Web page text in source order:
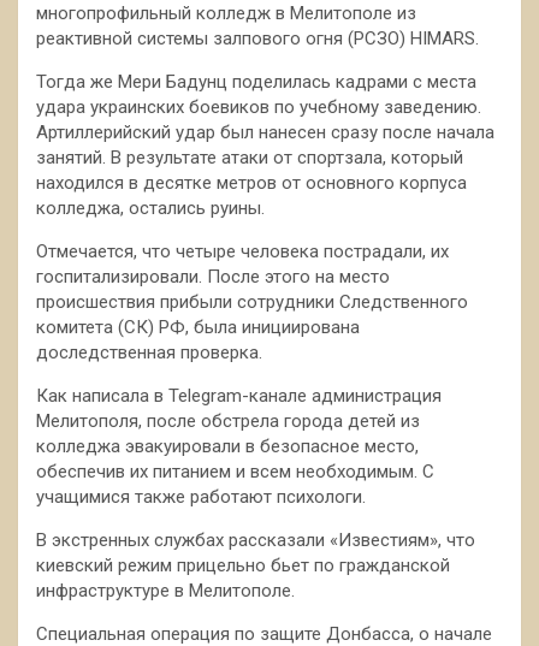
многопрофильный колледж в Мелитополе из
реактивной системы залпового огня (РСЗО) HIMARS.
Тогда же Мери Бадунц поделилась кадрами с места
удара украинских боевиков по учебному заведению.
Артиллерийский удар был нанесен сразу после начала
занятий. В результате атаки от спортзала, который
находился в десятке метров от основного корпуса
колледжа, остались руины.
Отмечается, что четыре человека пострадали, их
госпитализировали. После этого на место
происшествия прибыли сотрудники Следственного
комитета (СК) РФ, была инициирована
доследственная проверка.
Как написала в Telegram-канале администрация
Мелитополя, после обстрела города детей из
колледжа эвакуировали в безопасное место,
обеспечив их питанием и всем необходимым. С
учащимися также работают психологи.
В экстренных службах рассказали «Известиям», что
киевский режим прицельно бьет по гражданской
инфраструктуре в Мелитополе.
Специальная операция по защите Донбасса, о начале